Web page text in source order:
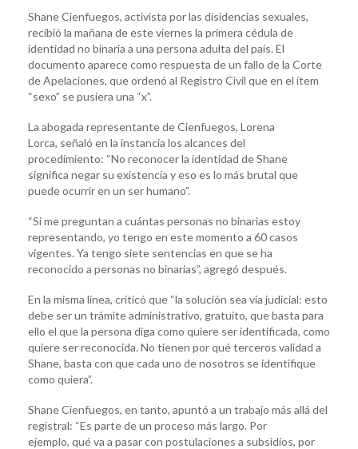
Shane Cienfuegos, activista por las disidencias sexuales,
recibió la mañana de este viernes la primera cédula de
identidad no binaria a una persona adulta del país. El
documento aparece como respuesta de un fallo de la Corte
de Apelaciones, que ordenó al Registro Civil que en el ítem
“sexo” se pusiera una “x”.
La abogada representante de Cienfuegos, Lorena
Lorca, señaló en la instancia los alcances del
procedimiento: “No reconocer la identidad de Shane
significa negar su existencia y eso es lo más brutal que
puede ocurrir en un ser humano”.
“Si me preguntan a cuántas personas no binarias estoy
representando, yo tengo en este momento a 60 casos
vigentes. Ya tengo siete sentencias en que se ha
reconocido a personas no binarias”, agregó después.
En la misma línea, criticó que “la solución sea vía judicial: esto
debe ser un trámite administrativo, gratuito, que basta para
ello el que la persona diga como quiere ser identificada, como
quiere ser reconocida. No tienen por qué terceros validad a
Shane, basta con que cada uno de nosotros se identifique
como quiera”.
Shane Cienfuegos, en tanto, apuntó a un trabajo más allá del
registral: “Es parte de un proceso más largo. Por
ejemplo, qué va a pasar con postulaciones a subsidios, por